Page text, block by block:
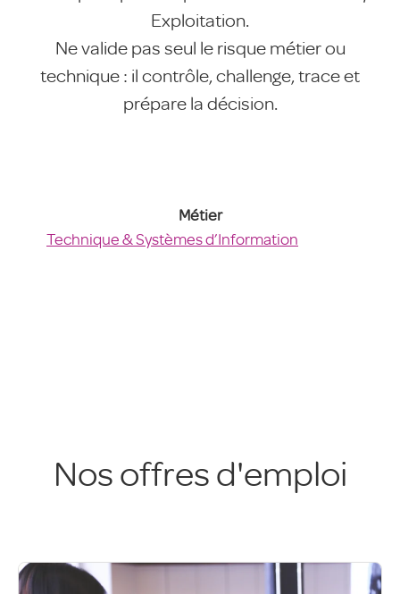
Exploitation.
Ne valide pas seul le risque métier ou
technique : il contrôle, challenge, trace et
prépare la décision.
Métier
Technique & Systèmes d’Information
Nos offres d'emploi